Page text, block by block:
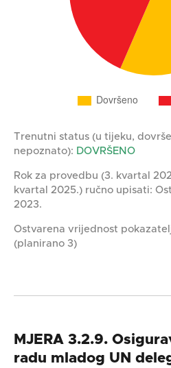
Trenutni status (u tijeku,
nepoznato): DOVRŠENO
Rok za provedbu (3. kvartal
kvartal 2025.) ručno upisati:
2023.
Ostvarena vrijednost
(planirano 3)
MJERA 3.2.9.
radu mladog UN